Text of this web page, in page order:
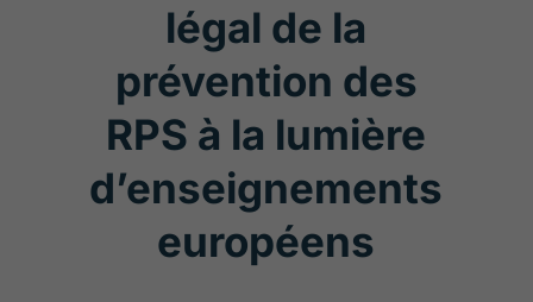
légal de la
prévention des
RPS à la lumière
d’enseignements
européens